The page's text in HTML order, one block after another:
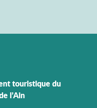
touristique du
l’Ain